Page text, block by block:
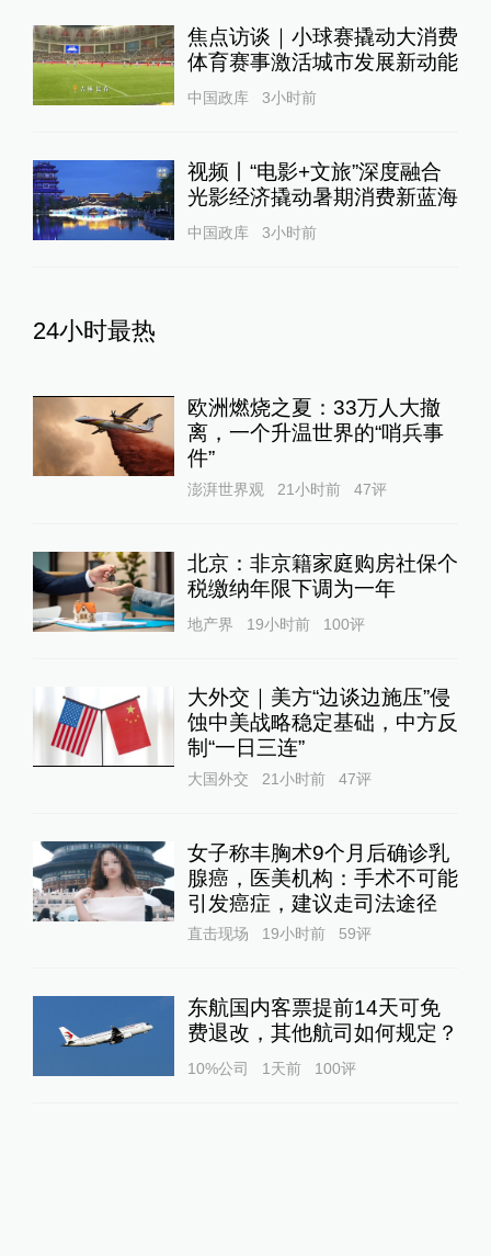
焦点访谈｜小球赛撬动大消费
体育赛事激活城市发展新动能
中国政库 3小时前
视频丨“电影+文旅”深度融合
光影经济撬动暑期消费新蓝海
中国政库 3小时前
24小时最热
欧洲燃烧之夏：33万人大撤
离，一个升温世界的“哨兵事
件”
澎湃世界观 21小时前 47评
北京：非京籍家庭购房社保个
税缴纳年限下调为一年
地产界 19小时前 100评
大外交｜美方“边谈边施压”侵
蚀中美战略稳定基础，中方反
制“一日三连”
大国外交 21小时前 47评
女子称丰胸术9个月后确诊乳
腺癌，医美机构：手术不可能
引发癌症，建议走司法途径
直击现场 19小时前 59评
东航国内客票提前14天可免
费退改，其他航司如何规定？
10%公司 1天前 100评